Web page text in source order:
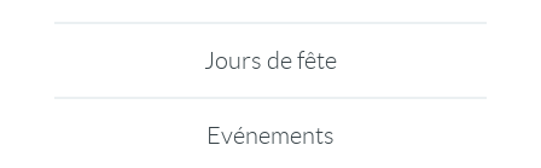
Jours de fête
Evénements